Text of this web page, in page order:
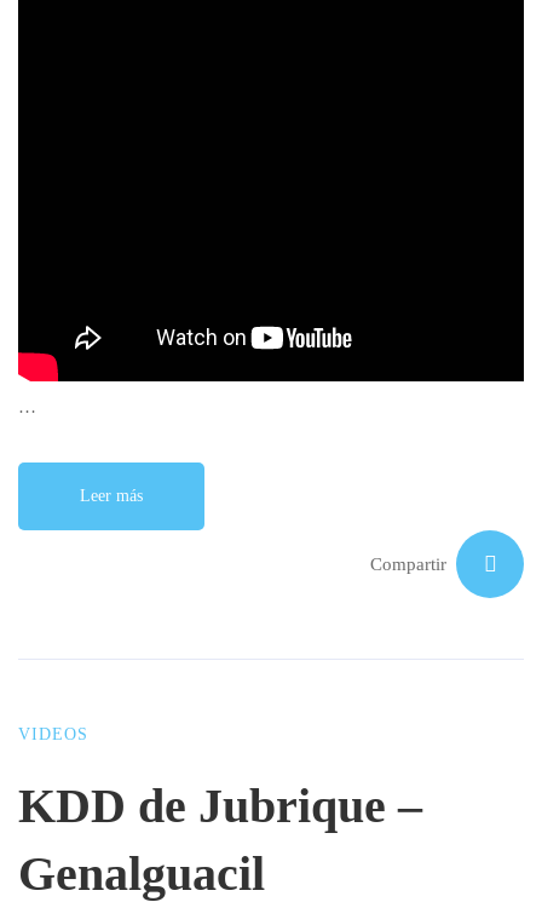
…
Leer más
Compartir
VIDEOS
KDD de Jubrique –
Genalguacil